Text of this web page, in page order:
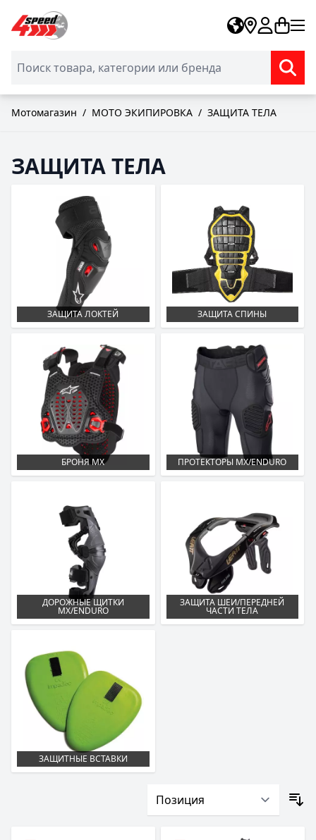
Skip to Content
Мотомагазин / МОТО ЭКИПИРОВКА / ЗАЩИТА ТЕЛА
ЗАЩИТА ТЕЛА
ЗАЩИТА ЛОКТЕЙ ЗАЩИТА СПИНЫ
БРОНЯ MX ПРОТЕКТОРЫ MX/ENDURO
ДОРОЖНЫЕ ЩИТКИ
MX/ENDURO
ЗАЩИТА ШЕИ/ПЕРЕДНЕЙ
ЧАСТИ ТЕЛА
ЗАЩИТНЫЕ ВСТАВКИ